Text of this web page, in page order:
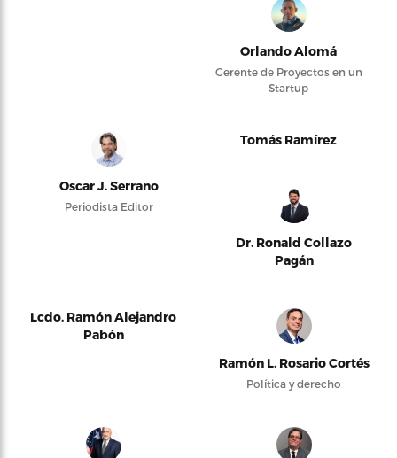
Orlando Alomá
Gerente de Proyectos en un
Startup
Oscar J. Serrano
Periodista Editor
Tomás Ramírez
Dr. Ronald Collazo
Pagán
Lcdo. Ramón Alejandro
Pabón
Ramón L. Rosario Cortés
Política y derecho